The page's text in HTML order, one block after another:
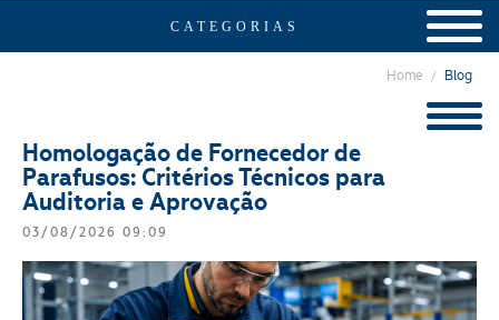
Home / Blog
Homologação de Fornecedor de
Parafusos: Critérios Técnicos para
Auditoria e Aprovação
03/08/2026 09:09